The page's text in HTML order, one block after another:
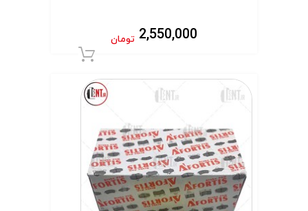
2,550,000 تومان